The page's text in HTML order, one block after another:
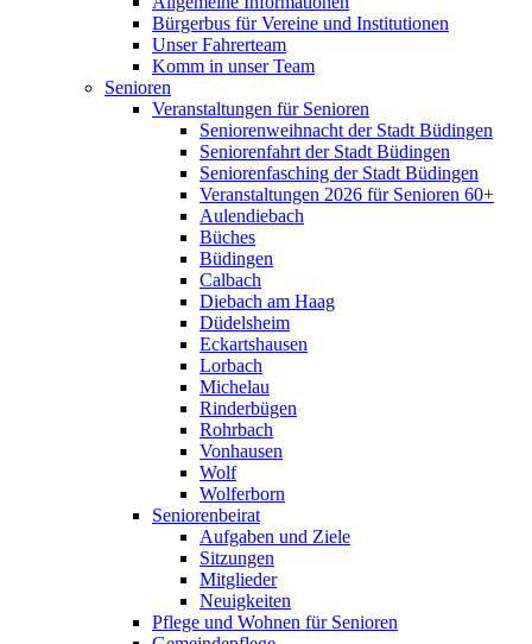
Bürgerbus für Vereine und Institutionen
Unser Fahrerteam
Komm in unser Team
Senioren
Veranstaltungen für Senioren
Seniorenweihnacht der Stadt Büdingen
Seniorenfahrt der Stadt Büdingen
Seniorenfasching der Stadt Büdingen
Veranstaltungen 2026 für Senioren 60+
Aulendiebach
Büches
Büdingen
Calbach
Diebach am Haag
Düdelsheim
Eckartshausen
Lorbach
Michelau
Rinderbügen
Rohrbach
Vonhausen
Wolf
Wolferborn
Seniorenbeirat
Aufgaben und Ziele
Sitzungen
Mitglieder
Neuigkeiten
Pflege und Wohnen für Senioren